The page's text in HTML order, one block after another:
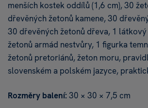
menších kostek oddílů (1,6 cm), 30
dřevěných žetonů kamene, 30
30 dřevěných žetonů dřeva, 1 látkový
žetonů armád nestvůry, 1 figurka
žetonů pretoriánů, žeton moru,
slovenském a polském jazyce,
Rozměry balení: 30 × 30 × 7,5 cm